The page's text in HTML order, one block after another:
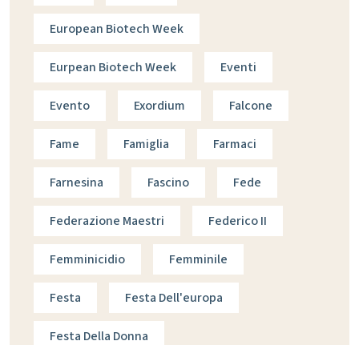
European Biotech Week
Eurpean Biotech Week Eventi
Evento Exordium Falcone
Fame Famiglia Farmaci
Farnesina Fascino Fede
Federazione Maestri Federico II
Femminicidio Femminile
Festa Festa Dell'europa
Festa Della Donna